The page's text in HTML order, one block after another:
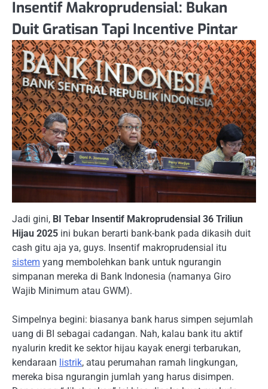
Insentif Makroprudensial: Bukan
Duit Gratisan Tapi Incentive Pintar
Jadi gini, BI Tebar Insentif Makroprudensial 36 Triliun
Hijau 2025 ini bukan berarti bank-bank pada dikasih duit
cash gitu aja ya, guys. Insentif makroprudensial itu
sistem yang membolehkan bank untuk ngurangin
simpanan mereka di Bank Indonesia (namanya Giro
Wajib Minimum atau GWM).
Simpelnya begini: biasanya bank harus simpen sejumlah
uang di BI sebagai cadangan. Nah, kalau bank itu aktif
nyalurin kredit ke sektor hijau kayak energi terbarukan,
kendaraan listrik, atau perumahan ramah lingkungan,
mereka bisa ngurangin jumlah yang harus disimpen.